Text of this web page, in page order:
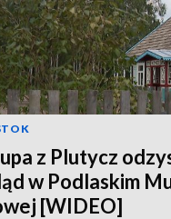
z Plutycz
w Podlaskim
[WIDEO]